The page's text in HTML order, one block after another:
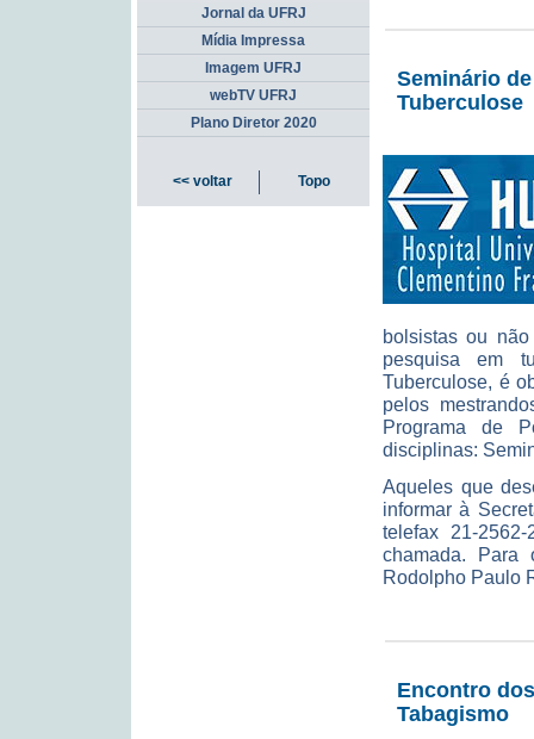
Seminário
Tuberculose
bolsistas ou
pesquisa em
Tuberculose, é
pelos
Programa de
disciplinas:
Aqueles que
informar à
telefax 21-
chamada. Para
Rodolpho Paulo
Encontro
Tabagismo
Jornal da UFRJ
Mídia Impressa
Imagem UFRJ
webTV UFRJ
Plano Diretor 2020
<< voltar Topo